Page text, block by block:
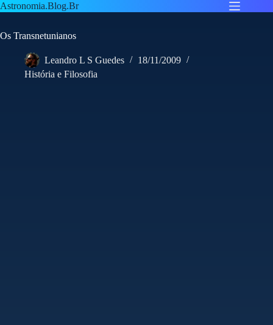
Pular
para
conteúdo
Astronomia.Blog.Br
Os Transnetunianos
Leandro L S Guedes
18/11/2009
História e Filosofia